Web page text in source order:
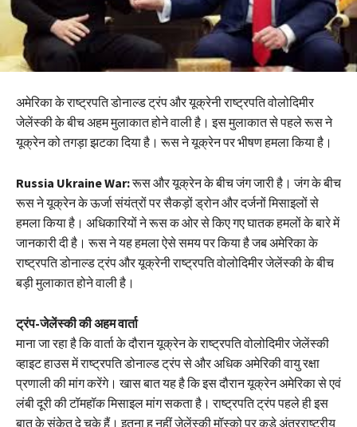
अमेरिका के राष्ट्रपति डोनाल्ड ट्रंप और यूक्रेनी राष्ट्रपति वोलोदिमीर
जेलेंस्की के बीच अहम मुलाकात होने वाली है। इस मुलाकात से पहले रूस ने
यूक्रेन को तगड़ा झटका दिया है। रूस ने यूक्रेन पर भीषण हमला किया है।
Russia Ukraine War:रूस और यूक्रेन के बीच जंग जारी है। जंग के बीच
रूस ने यूक्रेन के ऊर्जा संयंत्रों पर सैकड़ों ड्रोन और दर्जनों मिसाइलों से
हमला किया है। अधिकारियों ने रूस क ओर से किए गए घातक हमलों के बारे में
जानकारी दी है। रूस ने यह हमला ऐसे समय पर किया है जब अमेरिका के
राष्ट्रपति डोनाल्ड ट्रंप और यूक्रेनी राष्ट्रपति वोलोदिमीर जेलेंस्की के बीच
बड़ी मुलाकात होने वाली है।
ट्रंप-जेलेंस्की की अहम वार्ता
माना जा रहा है कि वार्ता के दौरान यूक्रेन के राष्ट्रपति वोलोदिमीर जेलेंस्की
व्हाइट हाउस में राष्ट्रपति डोनाल्ड ट्रंप से और अधिक अमेरिकी वायु रक्षा
प्रणाली की मांग करेंगे। खास बात यह है कि इस दौरान यूक्रेन अमेरिका से एवं
लंबी दूरी की टॉमहॉक मिसाइल मांग सकता है। राष्ट्रपति ट्रंप पहले ही इस
बात के संकेत दे चुके हैं। इतना ह नहीं जेलेंस्की मॉस्को पर कड़े अंतरराष्ट्रीय